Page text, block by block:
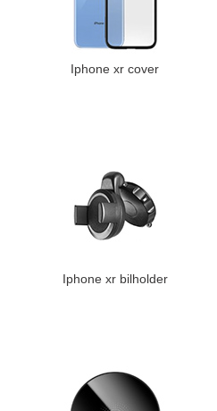
Iphone xr cover
Iphone xr bilholder